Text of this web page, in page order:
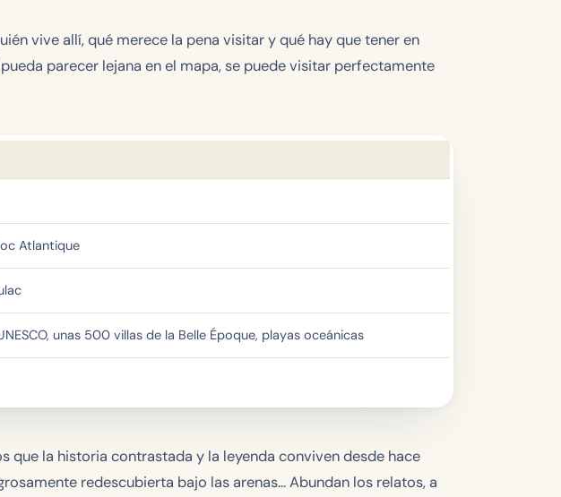
vive allí, qué merece la pena visitar y qué hay que tener en
parecer lejana en el mapa, se puede visitar perfectamente
Atlantique
unas 500 villas de la Belle Époque, playas oceánicas
que la historia contrastada y la leyenda conviven desde hace
redescubierta bajo las arenas… Abundan los relatos, a